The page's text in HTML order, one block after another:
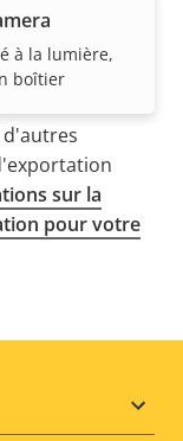
à la lumière,
boîtier
à de
sur la
pour votre